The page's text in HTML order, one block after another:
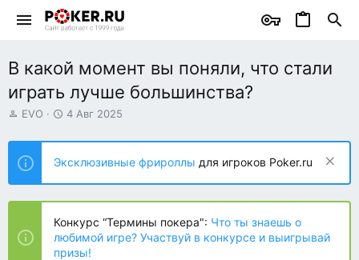
В какой момент вы поняли, что стали
играть лучше большинства?
А
т
о
р
т
е
ы
EVO
Д
т
н
а
ч
л
а
4 Авг 2025
Эксклюзивные фрироллы для игроков Poker.ru
Конкурс “Термины покера": Что ты знаешь о
любимой игре? Участвуй в конкурсе и выигрывай
призы!